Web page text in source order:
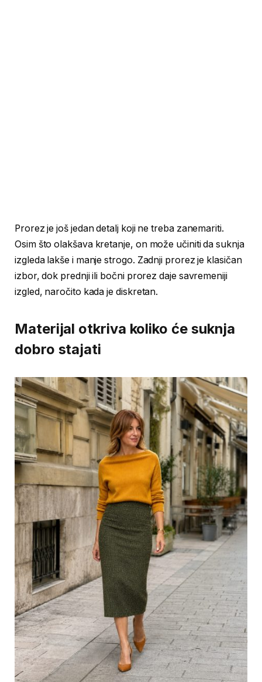
Prorez je još jedan detalj koji ne treba zanemariti.
Osim što olakšava kretanje, on može učiniti da suknja
izgleda lakše i manje strogo. Zadnji prorez je klasičan
izbor, dok prednji ili bočni prorez daje savremeniji
izgled, naročito kada je diskretan.
Materijal otkriva koliko će suknja
dobro stajati